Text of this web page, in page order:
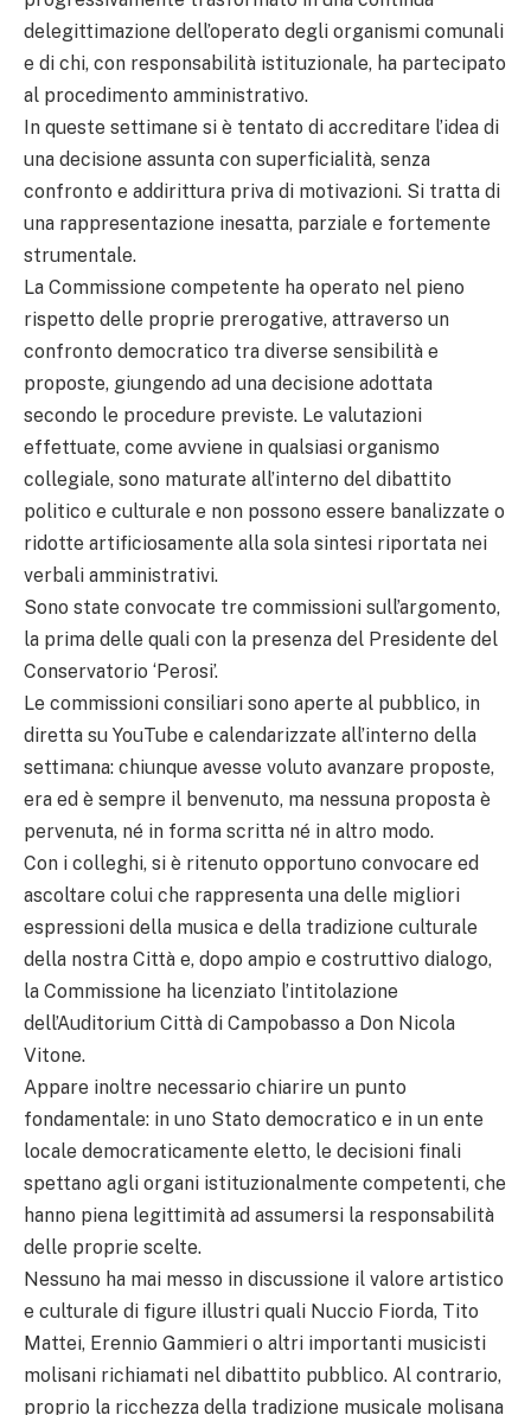
delegittimazione dell’operato degli organismi comunali
e di chi, con responsabilità istituzionale, ha partecipato
al procedimento amministrativo.
In queste settimane si è tentato di accreditare l’idea di
una decisione assunta con superficialità, senza
confronto e addirittura priva di motivazioni. Si tratta di
una rappresentazione inesatta, parziale e fortemente
strumentale.
La Commissione competente ha operato nel pieno
rispetto delle proprie prerogative, attraverso un
confronto democratico tra diverse sensibilità e
proposte, giungendo ad una decisione adottata
secondo le procedure previste. Le valutazioni
effettuate, come avviene in qualsiasi organismo
collegiale, sono maturate all’interno del dibattito
politico e culturale e non possono essere banalizzate o
ridotte artificiosamente alla sola sintesi riportata nei
verbali amministrativi.
Sono state convocate tre commissioni sull’argomento,
la prima delle quali con la presenza del Presidente del
Conservatorio ‘Perosi’.
Le commissioni consiliari sono aperte al pubblico, in
diretta su YouTube e calendarizzate all’interno della
settimana: chiunque avesse voluto avanzare proposte,
era ed è sempre il benvenuto, ma nessuna proposta è
pervenuta, né in forma scritta né in altro modo.
Con i colleghi, si è ritenuto opportuno convocare ed
ascoltare colui che rappresenta una delle migliori
espressioni della musica e della tradizione culturale
della nostra Città e, dopo ampio e costruttivo dialogo,
la Commissione ha licenziato l’intitolazione
dell’Auditorium Città di Campobasso a Don Nicola
Vitone.
Appare inoltre necessario chiarire un punto
fondamentale: in uno Stato democratico e in un ente
locale democraticamente eletto, le decisioni finali
spettano agli organi istituzionalmente competenti, che
hanno piena legittimità ad assumersi la responsabilità
delle proprie scelte.
Nessuno ha mai messo in discussione il valore artistico
e culturale di figure illustri quali Nuccio Fiorda, Tito
Mattei, Erennio Gammieri o altri importanti musicisti
molisani richiamati nel dibattito pubblico. Al contrario,
proprio la ricchezza della tradizione musicale molisana